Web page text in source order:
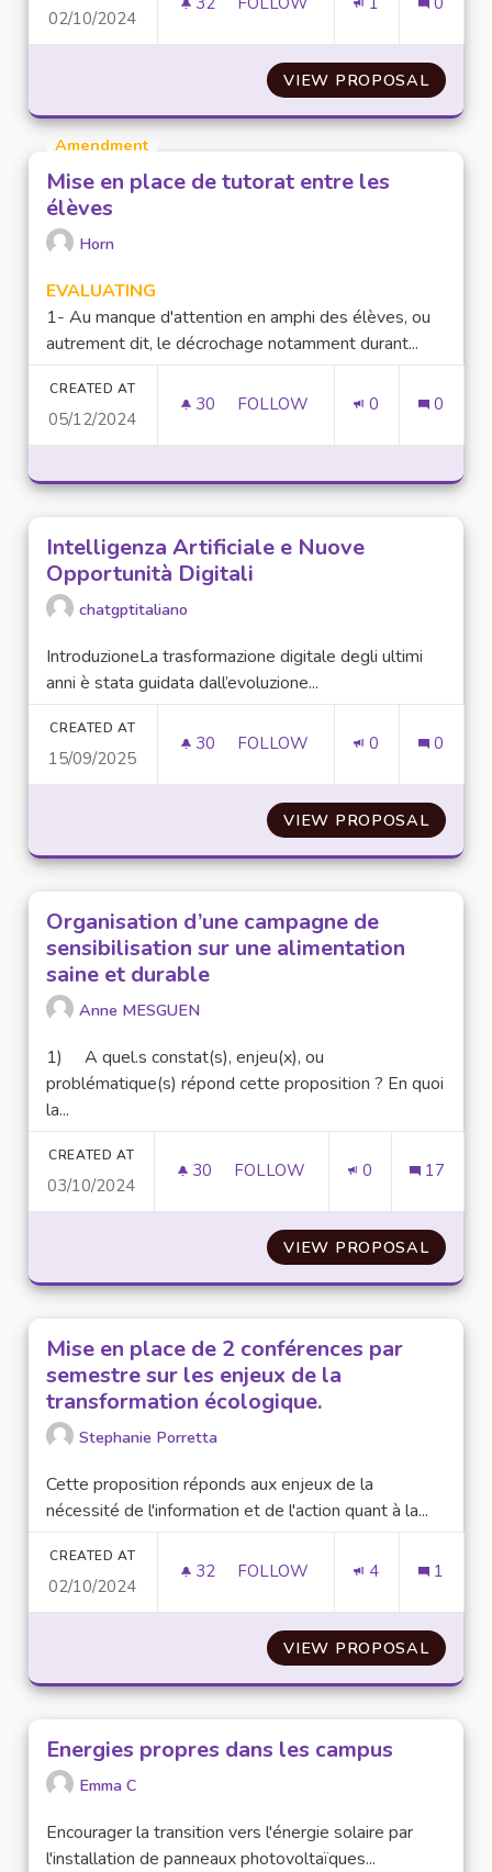
02/10/2024
VIEW PROPOSAL
Amendment
Mise en place de tutorat entre les
élèves
Horn
EVALUATING
1- Au manque d'attention en amphi des élèves, ou
autrement dit, le décrochage notamment durant...
CREATED AT
05/12/2024
30 30 FOLLOWERS
FOLLOW 0 0
Intelligenza Artificiale e Nuove
Opportunità Digitali
chatgptitaliano
IntroduzioneLa trasformazione digitale degli ultimi
anni è stata guidata dall’evoluzione...
CREATED AT
15/09/2025
30 30 FOLLOWERS
FOLLOW 0 0
VIEW PROPOSAL
Organisation d’une campagne de
sensibilisation sur une alimentation
saine et durable
Anne MESGUEN
1) A quel.s constat(s), enjeu(x), ou
problématique(s) répond cette proposition ? En quoi
la...
CREATED AT
03/10/2024
30 30 FOLLOWERS
FOLLOW 0 17
VIEW PROPOSAL
Mise en place de 2 conférences par
semestre sur les enjeux de la
transformation écologique.
Stephanie Porretta
Cette proposition réponds aux enjeux de la
nécessité de l'information et de l'action quant à la...
CREATED AT
02/10/2024
32 32 FOLLOWERS
FOLLOW 4 1
VIEW PROPOSALMISE
Energies propres dans les campus
Emma C
Encourager la transition vers l'énergie solaire par
l'installation de panneaux photovoltaïques...